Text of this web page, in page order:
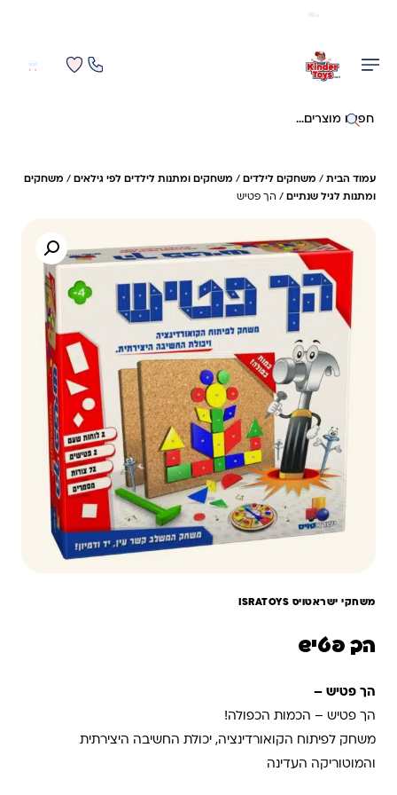
חיפוש באתר
עמוד הבית / משחקים לילדים / משחקים ומתנות לילדים לפי גילאים / משחקים
ומתנות לגיל שנתיים / הך פטיש
משחקי ישראטויס ISRATOYS
הך פטיש
הך פטיש –
הך פטיש – הכמות הכפולה!
משחק לפיתוח הקואורדינציה, יכולת החשיבה היצירתית
והמוטוריקה העדינה